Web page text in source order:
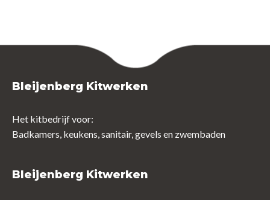
Bleijenberg Kitwerken
Het kitbedrijf voor:
Badkamers, keukens, sanitair, gevels en zwembaden
Bleijenberg Kitwerken